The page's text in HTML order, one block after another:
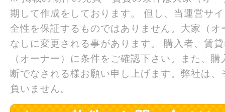
期して作成をしております。 但し、当運営サ
全性を保証するものではありません。大家（
なしに変更される事があります。 購入者、賃
（オーナー）に条件をご確認下さい。また、
断でなされる様お願い申し上げます。弊社は
負いません。